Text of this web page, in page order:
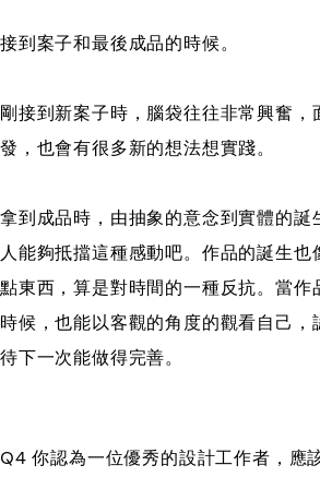
接到案子和最後成品的時候。
剛接到新案子時，腦袋往往非常興奮，
發，也會有很多新的想法想實踐。
拿到成品時，由抽象的意念到實體的誕
人能夠抵擋這種感動吧。作品的誕生也
點東西，算是對時間的一種反抗。當作
時候，也能以客觀的角度的觀看自己，
待下一次能做得完善。
Q4 你認為一位優秀的設計工作者，應